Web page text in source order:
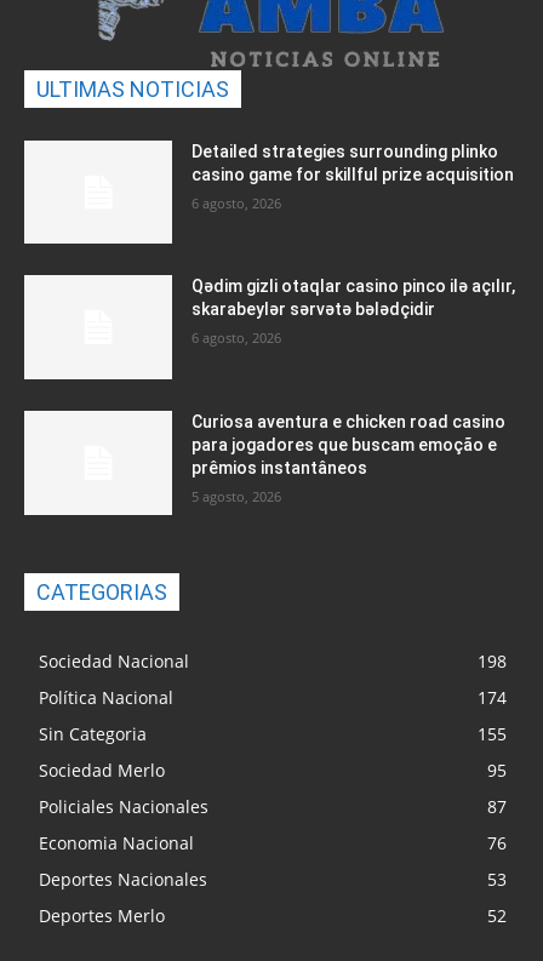
ULTIMAS NOTICIAS
Detailed strategies surrounding plinko
casino game for skillful prize acquisition
6 agosto, 2026
Qədim gizli otaqlar casino pinco ilə açılır,
skarabeylər sərvətə bələdçidir
6 agosto, 2026
Curiosa aventura e chicken road casino
para jogadores que buscam emoção e
prêmios instantâneos
5 agosto, 2026
CATEGORIAS
Sociedad Nacional
198
Política Nacional
174
Sin Categoria
155
Sociedad Merlo
95
Policiales Nacionales
87
Economia Nacional
76
Deportes Nacionales
53
Deportes Merlo
52